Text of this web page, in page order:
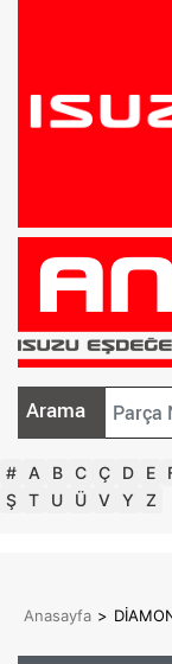
Arama
# A B C Ç D E
Ş T U Ü V Y Z
Anasayfa >